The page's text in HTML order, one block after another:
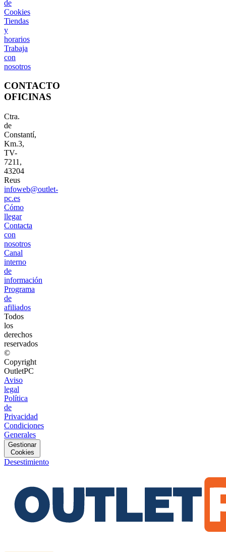
de
Cookies
Tiendas
y
horarios
Trabaja
con
nosotros
CONTACTO
OFICINAS
Ctra.
de
Constantí,
Km.3,
TV-
7211,
43204
Reus
infoweb@outlet-
pc.es
Cómo
llegar
Contacta
con
nosotros
Canal
interno
de
información
Programa
de
afiliados
Todos
los
derechos
reservados
©
Copyright
OutletPC
Aviso
legal
Política
de
Privacidad
Condiciones
Generales
Gestionar
Cookies
Desestimiento